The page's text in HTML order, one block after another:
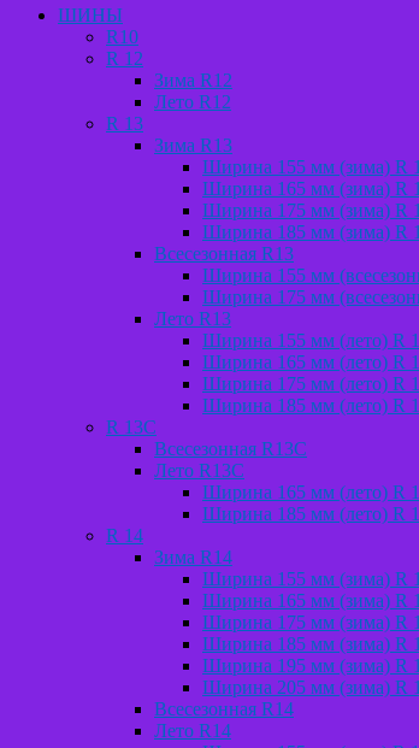
ШИНЫ
R10
R 12
Зима R12
Лето R12
R 13
Зима R13
Ширина 155 мм (зима) R
Ширина 165 мм (зима) R
Ширина 175 мм (зима) R
Ширина 185 мм (зима) R
Всесезонная R13
Ширина 155 мм
Ширина 175 мм
Лето R13
Ширина 155 мм (лето) R
Ширина 165 мм (лето) R
Ширина 175 мм (лето) R
Ширина 185 мм (лето) R
R 13C
Всесезонная R13C
Лето R13C
Ширина 165 мм (лето) R
Ширина 185 мм (лето) R
R 14
Зима R14
Ширина 155 мм (зима) R
Ширина 165 мм (зима) R
Ширина 175 мм (зима) R
Ширина 185 мм (зима) R
Ширина 195 мм (зима) R
Ширина 205 мм (зима) R
Всесезонная R14
Лето R14